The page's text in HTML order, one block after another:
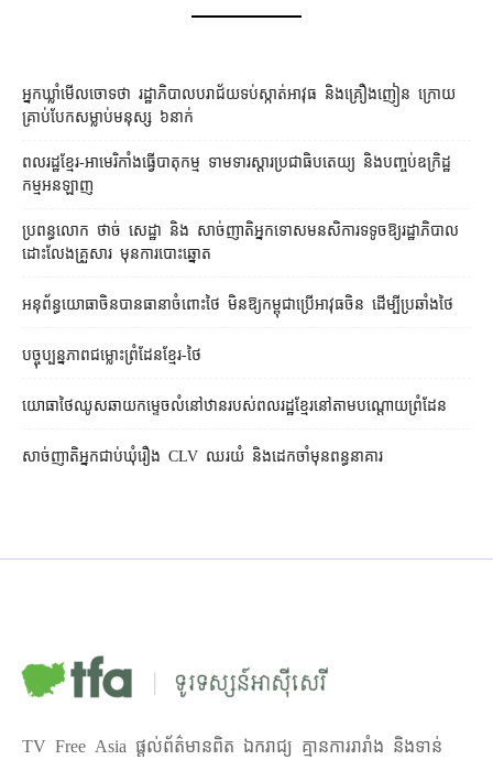
អ្នកឃ្លាំមើលចោទថា រដ្ឋាភិបាលបរាជ័យទប់ស្កាត់អាវុធ និងគ្រឿងញៀន ក្រោយ
គ្រាប់បែកសម្លាប់មនុស្ស ៦នាក់
ពលរដ្ឋខ្មែរ-អាមេរិកាំងធ្វើបាតុកម្ម ទាមទារស្ដារប្រជាធិបតេយ្យ និងបញ្ចប់ឧក្រិដ្ឋ
កម្មអនឡាញ
ប្រពន្ធ​លោក ថាច់ សេដ្ឋា និង សាច់ញាតិ​អ្នកទោស​មនសិការ​ទទូច​ឱ្យ​រដ្ឋាភិបាល​
ដោះលែង​គ្រួសារ មុន​ការបោះឆ្នោត
អនុព័ន្ធយោធាចិនបានធានាចំពោះថៃ មិនឱ្យកម្ពុជាប្រើអាវុធចិន ដើម្បីប្រឆាំងថៃ
បច្ចុប្បន្នភាពជម្លោះព្រំដែនខ្មែរ-ថៃ
យោធាថៃឈូសឆាយកម្ទេចលំនៅឋានរបស់ពលរដ្ឋខ្មែរនៅតាមបណ្ដោយព្រំដែន
សាច់ញាតិអ្នកជាប់ឃុំរឿង CLV ឈរយំ និងដេកចាំមុនពន្ធនាគារ
TV Free Asia ផ្ដល់ព័ត៌មានពិត ឯករាជ្យ គ្មានការរារាំង និងទាន់